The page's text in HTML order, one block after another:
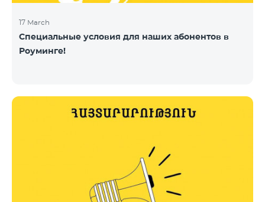
17 March
Специальные условия для наших абонентов в
Роуминге!